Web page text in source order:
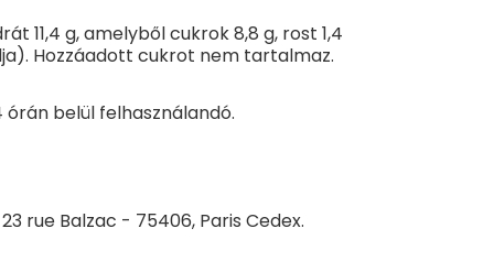
11,4 g, amelyből cukrok 8,8 g, rost 1,4
Hozzáadott cukrot nem tartalmaz.
belül felhasználandó.
rue Balzac - 75406, Paris Cedex.